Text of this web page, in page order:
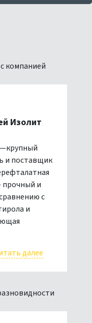
Изолит
и поставщик
прочный и
с
и
далее